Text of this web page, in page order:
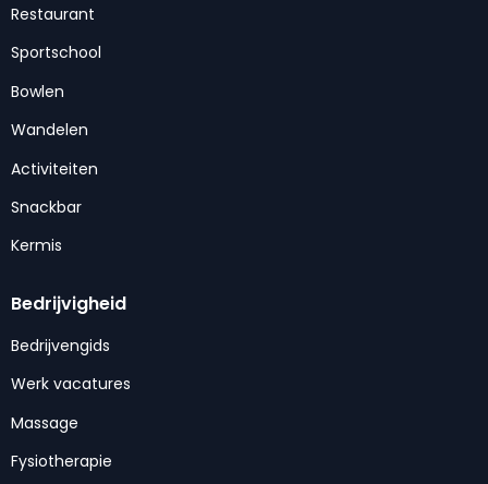
Restaurant
Sportschool
Bowlen
Wandelen
Activiteiten
Snackbar
Kermis
Bedrijvigheid
Bedrijvengids
Werk vacatures
Massage
Fysiotherapie